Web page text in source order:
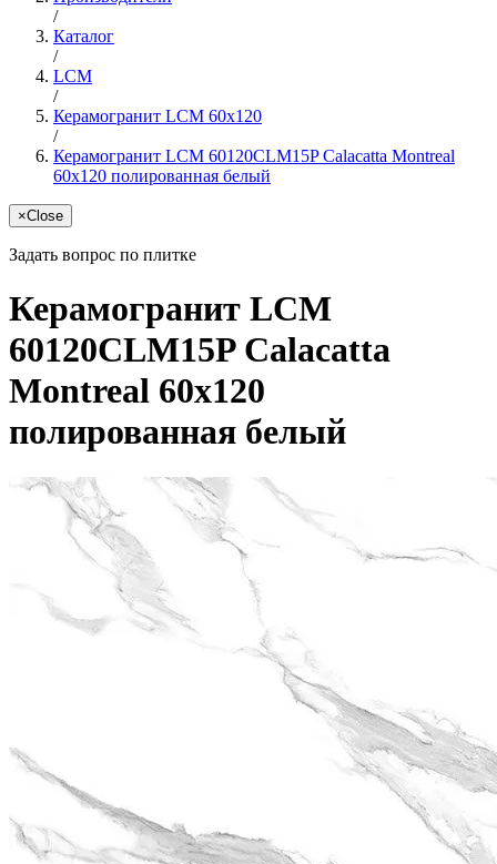
/
Каталог
/
LCM
/
Керамогранит LCM 60x120
/
Керамогранит LCM 60120CLM15P Calacatta Montreal
60x120 полированная белый
×Close
Задать вопрос по плитке
Керамогранит LCM
60120CLM15P Calacatta
Montreal 60x120
полированная белый